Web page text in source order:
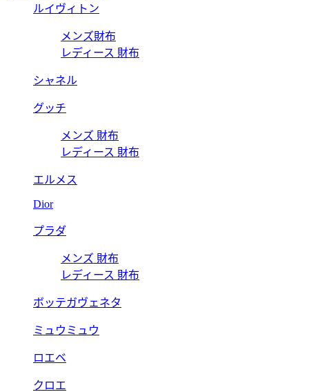
ルイヴィトン
メンズ財布
レディース 財布
シャネル
グッチ
メンズ 財布
レディース 財布
エルメス
Dior
プラダ
メンズ 財布
レディース 財布
ボッテガヴェネタ
ミュウミュウ
ロエベ
クロエ